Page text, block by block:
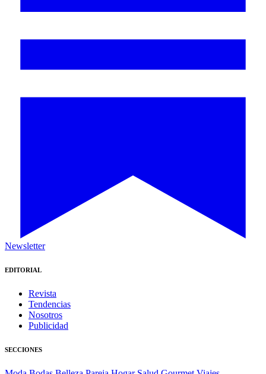
Newsletter
EDITORIAL
Revista
Tendencias
Nosotros
Publicidad
SECCIONES